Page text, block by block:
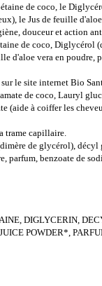
de coco, le
le Jus de feuille
douceur et action
de coco,
vera en poudre,
le site internet Bio
de coco, Lauryl
à coiffer les
trame capillaire.
de glycérol),
benzoate de
DIGLYCERIN,
POWDER*,